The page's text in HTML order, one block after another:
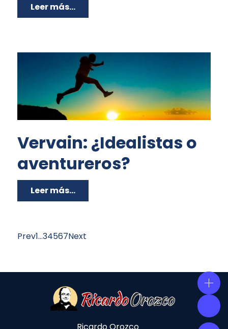
Leer más...
Vervain: ¿Idealistas o
aventureros?
Leer más...
Prev1…34567Next
Ricardo Orozco